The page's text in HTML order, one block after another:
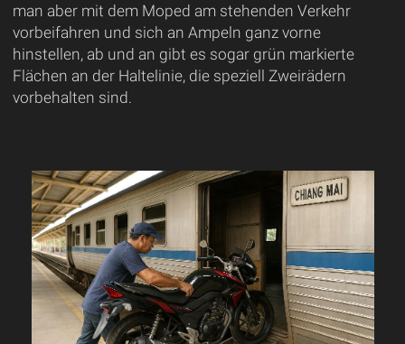
man aber mit dem Moped am stehenden Verkehr
vorbeifahren und sich an Ampeln ganz vorne
hinstellen, ab und an gibt es sogar grün markierte
Flächen an der Haltelinie, die speziell Zweirädern
vorbehalten sind.